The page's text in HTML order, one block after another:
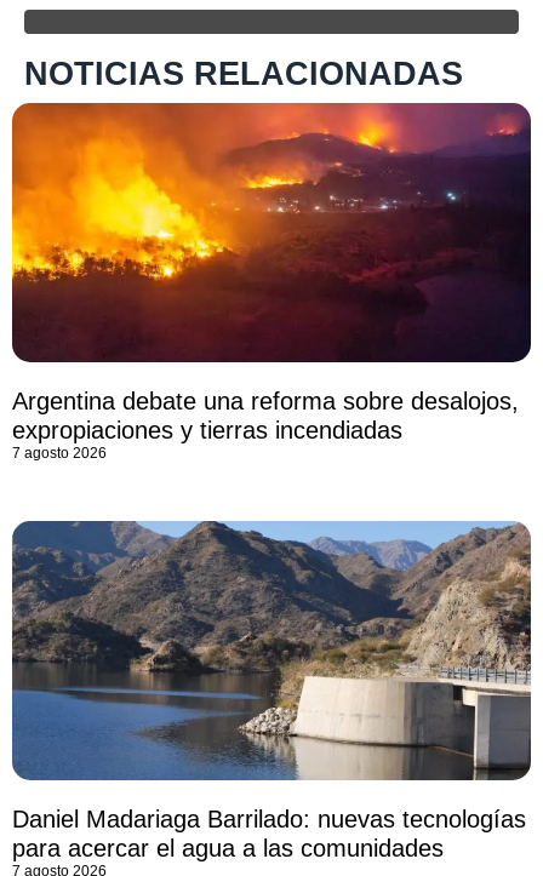
NOTICIAS RELACIONADAS
Argentina debate una reforma sobre desalojos,
expropiaciones y tierras incendiadas
7 agosto 2026
Daniel Madariaga Barrilado: nuevas tecnologías
para acercar el agua a las comunidades
7 agosto 2026